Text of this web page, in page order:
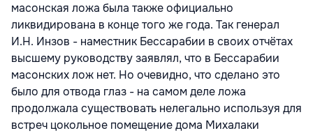
масонская ложа была также официально
ликвидирована в конце того же года. Так генерал
И.Н. Инзов - наместник Бессарабии в своих отчётах
высшему руководству заявлял, что в Бессарабии
масонских лож нет. Но очевидно, что сделано это
было для отвода глаз - на самом деле ложа
продолжала существовать нелегально используя для
встреч цокольное помещение дома Михалаки